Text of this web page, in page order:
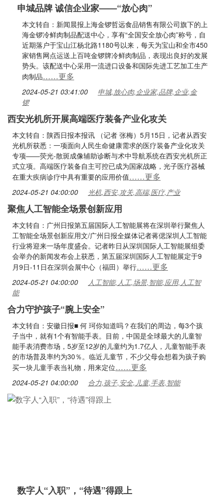
申城品牌 诚信企业家——“放心肉”
本文转自：新闻晨报上海金锣哲远食品销售有限公司旗下的上
海金锣冷鲜肉制品配送中心，享有“全国安全放心肉”称号，自
近期落户于宝山江杨北路1180号以来，每天为宝山和全市450
家销售网点运送上百吨金锣牌冷鲜肉制品，表现出良好的发展
势头。该配送中心采用一流进口设备和国际先进工艺加工生产
肉制品……更多
2024-05-21 03:41:00
申城,放心肉,企业家,品牌,企业,金
锣
西安光机所开展高端医疗装备产业化攻关
本文转自：陕西日报本报讯 （记者 张梅）5月15日，记者从西安
光机所获悉：一项面向人民生命健康需求的医疗装备产业化攻关
专项——荧光-散斑成像辅助诊断与术中导航系统在西安光机所正
式立项。高端医疗装备自主可控已成为国家战略，光子医疗器械
在重大疾病诊疗中具有重要的应用价值……更多
2024-05-21 04:00:00 光机,西安,攻关,高端,医疗,产业
聚焦人工智能全场景创新应用
本文转自：广州日报第五届国际人工智能展将在深圳举行聚焦人
工智能全场景创新应用文/广州日报全媒体记者蒋偲深圳人工智能
行业将迎来一场年度盛会。记者昨日从深圳国际人工智能展组委
会举办的新闻发布会上获悉，第五届深圳国际人工智能展定于9
月9日-11日在深圳会展中心（福田）举行……更多
2024-05-21 04:00:00
人工智能,人工,场景,智能,应用,人工智
能
合力守护孩子“腕上安全”
本文转自：安徽日报■ 何 珂你知道吗？在我们的周边，每3个孩
子当中，就有1个有智能手表。目前，中国是全球最大的儿童智
能手表消费市场，5岁至12岁的儿童约为1.7亿人，儿童智能手表
的市场普及率约为30％。临近儿童节，不少父母会想着为孩子购
买一块儿童手表当礼物，用来定位……更多
2024-05-21 04:00:00 合力,孩子,安全,儿童,手表,智能
数字人“入职”，“待遇”得跟上